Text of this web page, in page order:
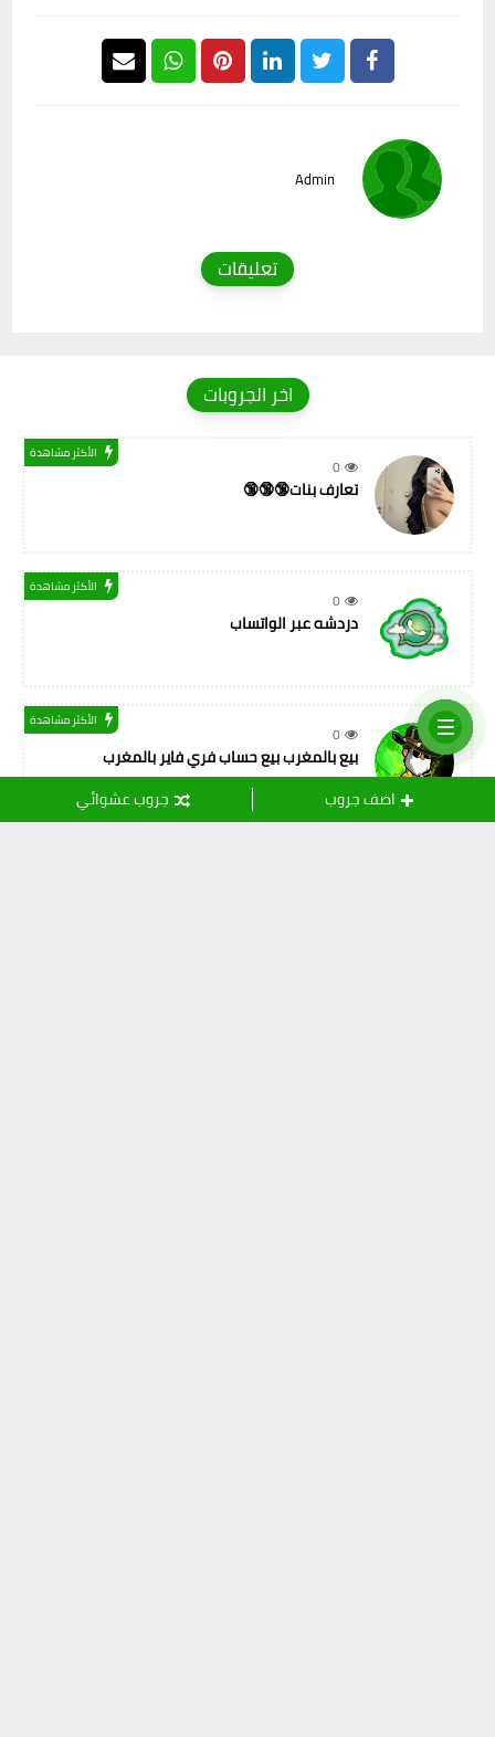
اضف جروب جروب عشوائي
Admin
تعليقات
اخر الجروبات
0
الأكثر مشاهدة
تعارف بنات🔞🔞🔞
0
الأكثر مشاهدة
دردشه عبر الواتساب
0
الأكثر مشاهدة
بيع بالمغرب بيع حساب فري فاير بالمغرب